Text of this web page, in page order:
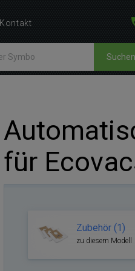
Suchen
für
Zubehör (1)
zu diesem Modell
Kontakt